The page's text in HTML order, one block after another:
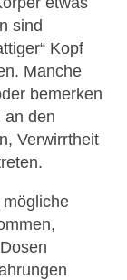
sind
Kopf
Manche
bemerken
an den
Verwirrtheit